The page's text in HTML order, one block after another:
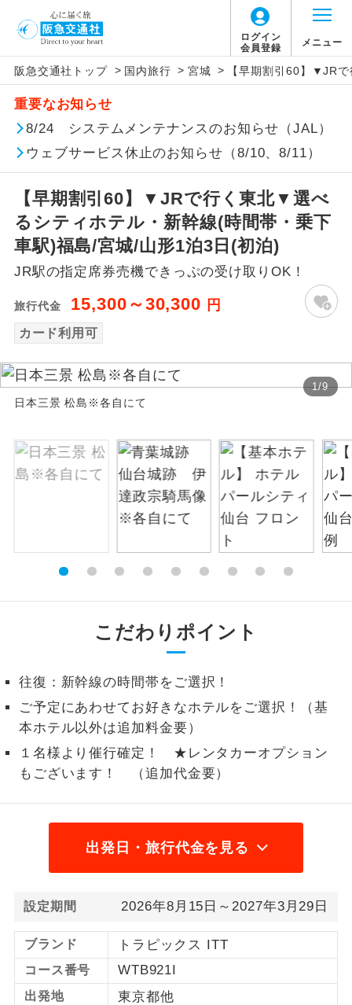
ログイン
会員登録
メニュー
阪急交通社トップ > 国内旅行 > 宮城 > 【早期割引60】▼JR
重要なお知らせ
8/24 システムメンテナンスのお知らせ（JAL）
ウェブサービス休止のお知らせ（8/10、8/11）
【早期割引60】▼JRで行く東北▼選べ
るシティホテル・新幹線(時間帯・乗下
車駅)福島/宮城/山形1泊3日(初泊)
JR駅の指定席券売機できっぷの受け取りOK！
旅行代金 15,300～30,300 円
カード利用可
1/9
日本三景 松島※各自にて
こだわりポイント
往復：新幹線の時間帯をご選択！
ご予定にあわせてお好きなホテルをご選択！（基
本ホテル以外は追加料金要）
１名様より催行確定！ ★レンタカーオプション
もございます！ （追加代金要）
出発日・旅行代金を見る
設定期間 2026年8月15日～2027年3月29日
ブランド トラピックス ITT
コース番号 WTB921I
出発地 東京都他
アイコン 説明
添乗員同行
往路出発空港（駅）から復路到着空港
（駅）まで同行します。
現地添乗員同
行
現地到着空港（駅）から最終日出発空港
（駅）まで添乗員が同行します。
バスガイド乗
務
バスガイドが乗務し、車内での観光案内
があります。
世界遺産
絶景 絶景スポットに立ち寄るコースです。
露天風呂
ご宿泊ホテルに露天風呂が付いていま
す。
ご宿泊ホテルに大浴場が付いています。
全食事付き
事の心配はいりません。（機内食を除
お部屋にてゆっくりとお召し上がりいた
だけます。
トラベルイヤ
ホン
周りの音を気にせず、ガイドさんの説明
1名様催行
1名様から出発可能な個人型プランで
す。
2名様から出発可能な個人型プランで
スです。
金
コースです。
ご夫婦限定
ご夫婦限定でご参加いただけるコースで
す。
女性限定
女性限定でご参加いただけるコースで